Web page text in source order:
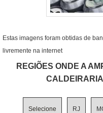
Estas imagens foram obtidas de
livremente na internet
REGIÕES ONDE A
Selecione RJ